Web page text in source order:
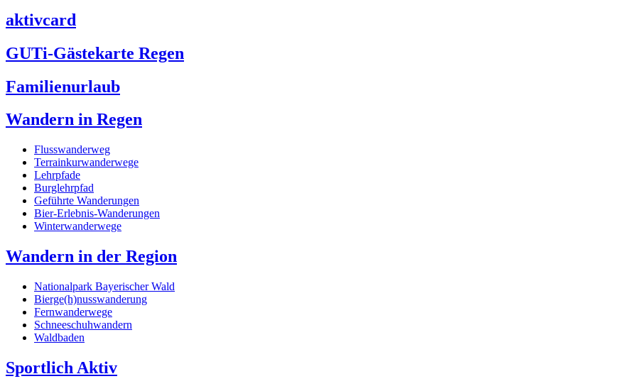
aktivcard
GUTi-Gästekarte Regen
Familienurlaub
Wandern in Regen
Flusswanderweg
Terrainkurwanderwege
Lehrpfade
Burglehrpfad
Geführte Wanderungen
Bier-Erlebnis-Wanderungen
Winterwanderwege
Wandern in der Region
Nationalpark Bayerischer Wald
Bierge(h)nusswanderung
Fernwanderwege
Schneeschuhwandern
Waldbaden
Sportlich Aktiv